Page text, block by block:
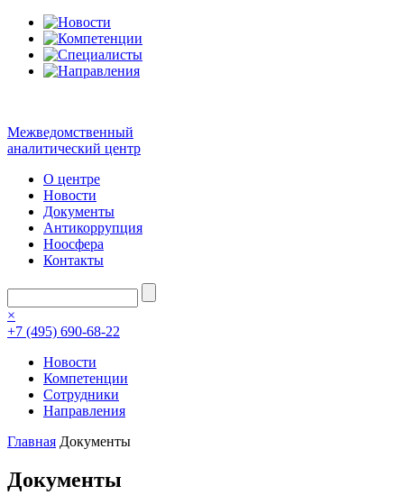
Межведомственный
аналитический центр
О центре
Новости
Документы
Антикоррупция
Ноосфера
Контакты
×
+7 (495) 690-68-22
Новости
Компетенции
Сотрудники
Направления
Главная Документы
Документы